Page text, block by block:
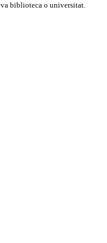
biblioteca o universitat.